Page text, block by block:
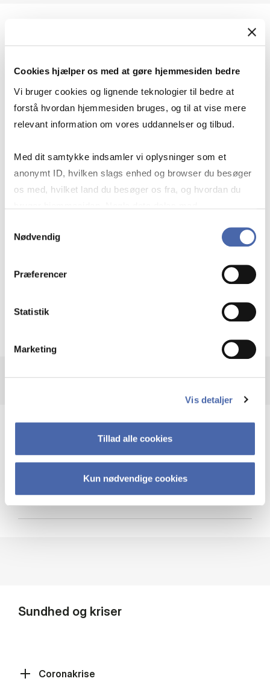
Cookies hjælper os med at gøre hjemmesiden bedre
Vi bruger cookies og lignende teknologier til bedre at
forstå hvordan hjemmesiden bruges, og til at vise mere
relevant information om vores uddannelser og tilbud.
Med dit samtykke indsamler vi oplysninger som et
anonymt ID, hvilken slags enhed og browser du besøger
os med, hvilket land du besøger os fra, og hvordan du
markedsføring. Du bestemmer selv - og kan altid trække
Nødvendig
Præferencer
Statistik
Marketing
Vis detaljer
Tillad alle cookies
Kun nødvendige cookies
Geopolitik og businesssikkerhed
navigerer man som virksomhed?
Krigen i Ukraine
Cybersikkerhed
Sundhed og kriser
Coronakrise